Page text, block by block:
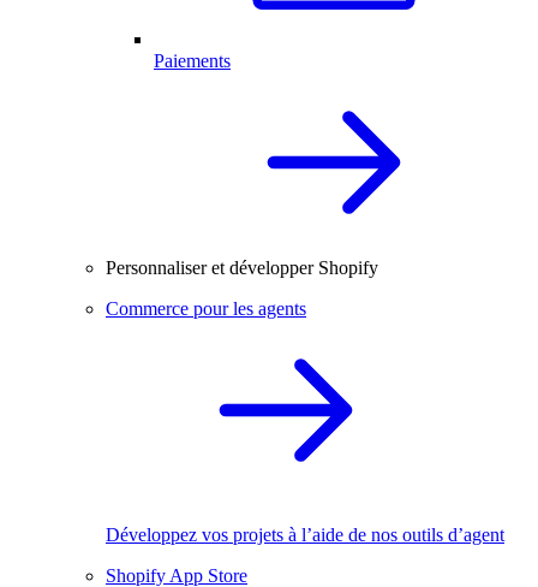
Paiements
Personnaliser et développer Shopify
Commerce pour les agents
Développez vos projets à l’aide de nos outils d’agent
Shopify App Store